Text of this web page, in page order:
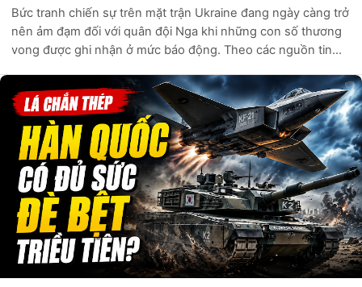
Bức tranh chiến sự trên mặt trận Ukraine đang ngày càng trở
nên ảm đạm đối với quân đội Nga khi những con số thương
vong được ghi nhận ở mức báo động. Theo các nguồn tin
vòng một tuần qua, q...